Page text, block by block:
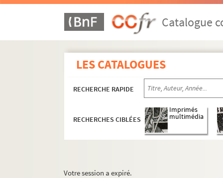
Catalogue
LES CATALOGUES
RECHERCHE RAPIDE
RECHERCHES CIBLÉES
Imprimés
multimédia
Votre session a expiré.